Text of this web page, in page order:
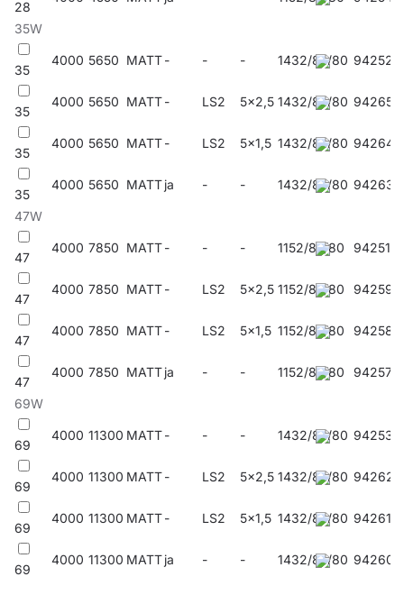
Anwendungsbereiche
Die multifunktionale LED-Leuchte ist für den Einsatz in
Bereichen mit hohen Anforderungen an Staub- und
Wasserdichtigkeit konzipiert. Besonders empfohlen für: -
Gebäude, in denen Nutztiere gehalten werden; - Räume, in
denen medizinisch-chemische Desinfektionsmittel verwendet
werden.
Siehe unseren
Andere Produkte aus der Tytan LED-Familie
Lesen Sie mehrüber die ökologische Industriebeleuchtung
Tytan 2 LED
28
35W
35
4000 5650 MATT- - - 1432/85/80 942525
35
4000 5650 MATT- LS2 5x2,5 1432/85/80 942655
35
4000 5650 MATT- LS2 5x1,5 1432/85/80 942648
35
4000 5650 MATTja - - 1432/85/80 942631
47W
47
4000 7850 MATT- - - 1152/85/80 942518
47
4000 7850 MATT- LS2 5x2,5 1152/85/80 942594
47
4000 7850 MATT- LS2 5x1,5 1152/85/80 942587
47
4000 7850 MATTja - - 1152/85/80 942570
69W
69
4000 11300 MATT- - - 1432/85/80 942532
69
4000 11300 MATT- LS2 5x2,5 1432/85/80 942624
69
4000 11300 MATT- LS2 5x1,5 1432/85/80 942617
69
4000 11300 MATTja - - 1432/85/80 942600